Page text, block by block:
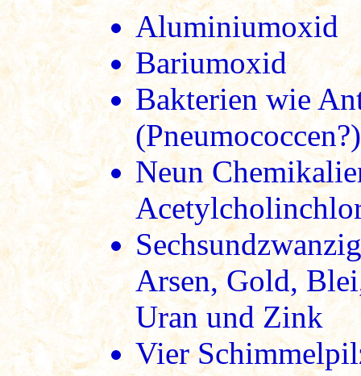
Aluminiumoxid
Bariumoxid
Bakterien wie
(Pneumococcen?)
Neun
Arsen, Gold,
Uran und Zink
Vier